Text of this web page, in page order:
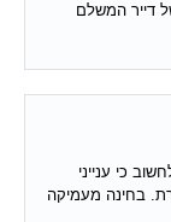
דייר המשלם
כי ענייני
בחינה מעמיקה